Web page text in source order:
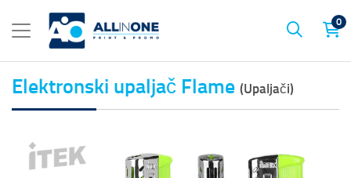
0
Elektronski upaljač Flame (Upaljači)